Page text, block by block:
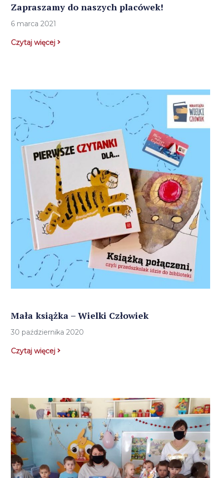
Zapraszamy do naszych placówek!
6 marca 2021
Czytaj więcej
Mała książka – Wielki Człowiek
30 października 2020
Czytaj więcej